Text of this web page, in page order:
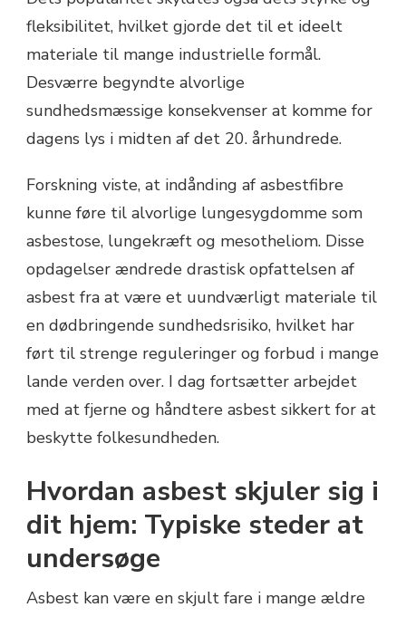
fleksibilitet, hvilket gjorde det til et ideelt
materiale til mange industrielle formål.
Desværre begyndte alvorlige
sundhedsmæssige konsekvenser at komme for
dagens lys i midten af det 20. århundrede.
Forskning viste, at indånding af asbestfibre
kunne føre til alvorlige lungesygdomme som
asbestose, lungekræft og mesotheliom. Disse
opdagelser ændrede drastisk opfattelsen af
asbest fra at være et uundværligt materiale til
en dødbringende sundhedsrisiko, hvilket har
ført til strenge reguleringer og forbud i mange
lande verden over. I dag fortsætter arbejdet
med at fjerne og håndtere asbest sikkert for at
beskytte folkesundheden.
Hvordan asbest skjuler sig i
dit hjem: Typiske steder at
undersøge
Asbest kan være en skjult fare i mange ældre